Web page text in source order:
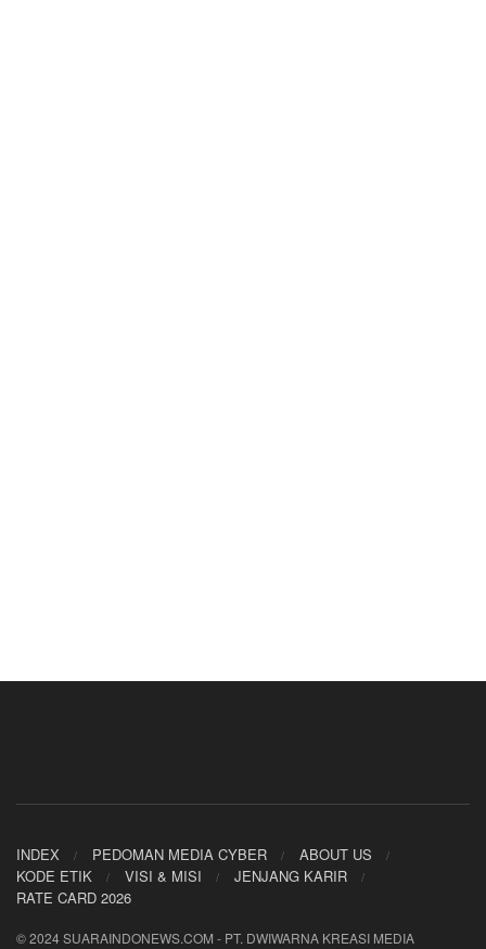
INDEX PEDOMAN MEDIA CYBER
ABOUT US
KODE ETIK
VISI & MISI
JENJANG KARIR
RATE CARD 2026
© 2024 SUARAINDONEWS.COM - PT. DWIWARNA KREASI MEDIA